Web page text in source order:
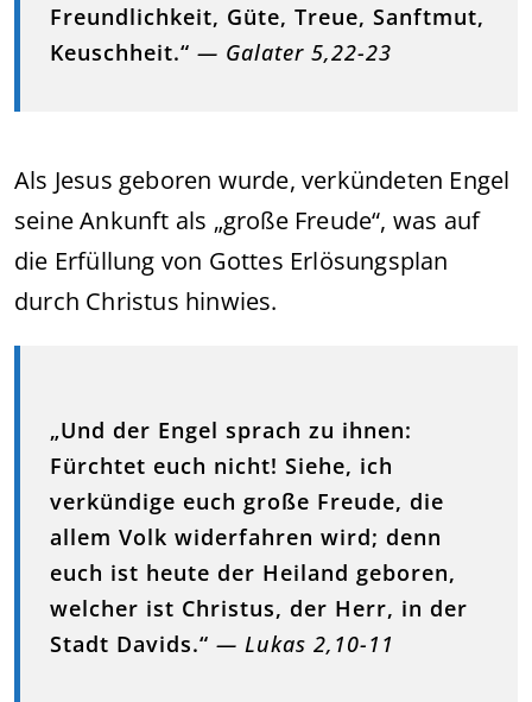
Freundlichkeit, Güte, Treue, Sanftmut,
Keuschheit.“ — Galater 5,22-23
Als Jesus geboren wurde, verkündeten Engel
seine Ankunft als „große Freude“, was auf
die Erfüllung von Gottes Erlösungsplan
durch Christus hinwies.
„Und der Engel sprach zu ihnen:
Fürchtet euch nicht! Siehe, ich
verkündige euch große Freude, die
allem Volk widerfahren wird; denn
euch ist heute der Heiland geboren,
welcher ist Christus, der Herr, in der
Stadt Davids.“ — Lukas 2,10-11